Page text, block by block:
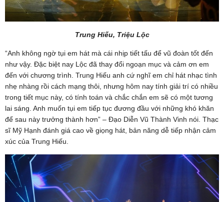
Trung Hiếu, Triệu Lộc
“Anh không ngờ tụi em hát mà cái nhịp tiết tấu để vũ đoàn tốt đến
như vậy. Đặc biệt nay Lộc đã thay đổi ngoạn mục và cảm ơn em
đến với chương trình. Trung Hiếu anh cứ nghĩ em chỉ hát nhạc tình
nhẹ nhàng rồi cách mạng thôi, nhưng hôm nay tính giải trí có nhiều
trong tiết mục này, có tính toán và chắc chắn em sẽ có một tương
lai sáng. Anh muốn tụi em tiếp tục đương đầu với những khó khăn
để sau này trưởng thành hơn” – Đạo Diễn Vũ Thành Vinh nói. Thạc
sĩ Mỹ Hạnh đánh giá cao về giọng hát, bản năng dễ tiếp nhận cảm
xúc của Trung Hiếu.